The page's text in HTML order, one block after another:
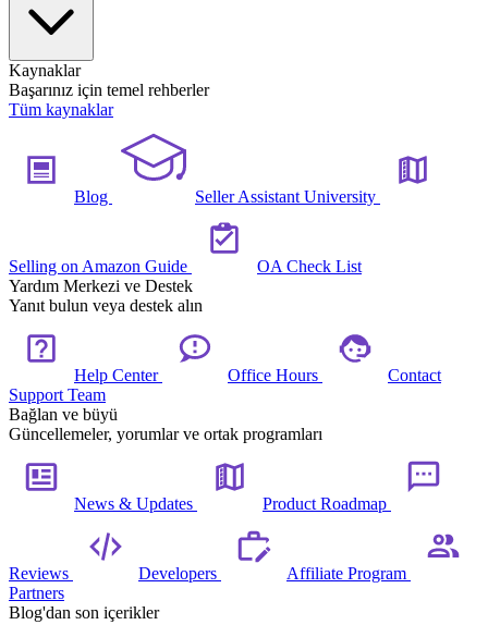
Kaynaklar
Başarınız için temel rehberler
Tüm kaynaklar
Blog Seller Assistant University
Selling on Amazon Guide
OA Check List
Yardım Merkezi ve Destek
Yanıt bulun veya destek alın
Help Center Office Hours
Contact
Support Team
Bağlan ve büyü
Güncellemeler, yorumlar ve ortak programları
News & Updates Product Roadmap
Reviews Developers
Affiliate Program
Partners
Blog'dan son içerikler